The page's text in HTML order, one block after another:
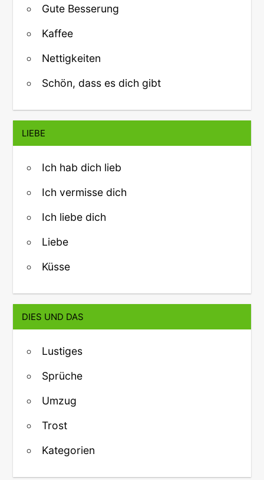
Gute Besserung
Kaffee
Nettigkeiten
Schön, dass es dich gibt
LIEBE
Ich hab dich lieb
Ich vermisse dich
Ich liebe dich
Liebe
Küsse
DIES UND DAS
Lustiges
Sprüche
Umzug
Trost
Kategorien